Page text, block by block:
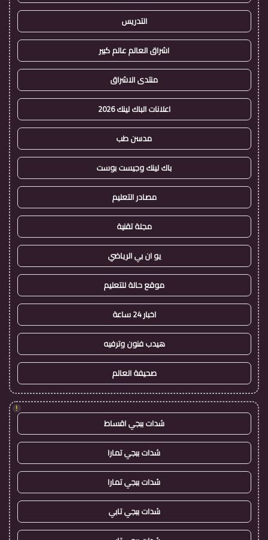
التدريس
اشراق العالم عالم كبير
منتدى الاشراق
اعلانات الباك لينك 2026
مدسن طب
باك لينك وجيست بوست
مصادر التعليم
مجلة تقنية
يو ان بي الرياضي
موقع حالة للتعليم
اخبار 24 ساعة
هيدب فنون وترفيه
صحيفة العالم
!
شدات ببجي اقساط
شدات ببجي تمارا
شدات ببجي تمارا
شدات ببجي تابي